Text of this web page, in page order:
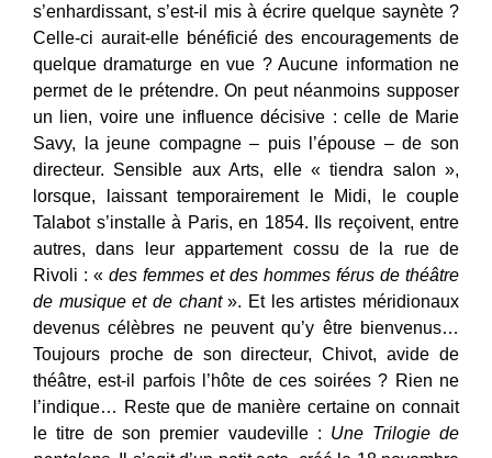
s’enhardissant, s’est-il mis à écrire quelque saynète ?
Celle-ci aurait-elle bénéficié des encouragements de
quelque dramaturge en vue ? Aucune information ne
permet de le prétendre. On peut néanmoins supposer
un lien, voire une influence décisive : celle de Marie
Savy, la jeune compagne – puis l’épouse – de son
directeur. Sensible aux Arts, elle « tiendra salon »,
lorsque, laissant temporairement le Midi, le couple
Talabot s’installe à Paris, en 1854. Ils reçoivent, entre
autres, dans leur appartement cossu de la rue de
Rivoli : « des femmes et des hommes férus de théâtre
de musique et de chant». Et les artistes méridionaux
devenus célèbres ne peuvent qu’y être bienvenus…
Toujours proche de son directeur, Chivot, avide de
théâtre, est-il parfois l’hôte de ces soirées ? Rien ne
l’indique… Reste que de manière certaine on connait
le titre de son premier vaudeville : Une Trilogie de